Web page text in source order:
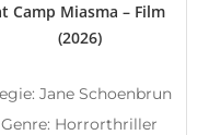
Camp Miasma – Film
(2026)
Jane Schoenbrun
Genre: Horrorthriller